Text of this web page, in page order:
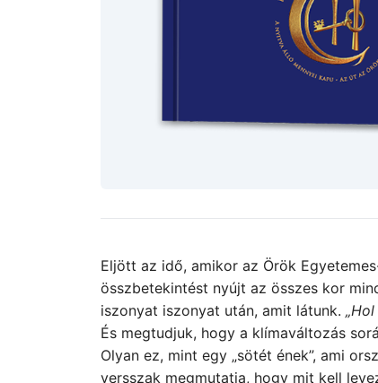
Eljött az idő, amikor az Örök
összbetekintést nyújt az összes kor
iszonyat iszonyat után, amit látunk.
És megtudjuk, hogy a klímaváltozás
Olyan ez, mint egy „sötét ének”, ami
versszak megmutatja, hogy mit kell